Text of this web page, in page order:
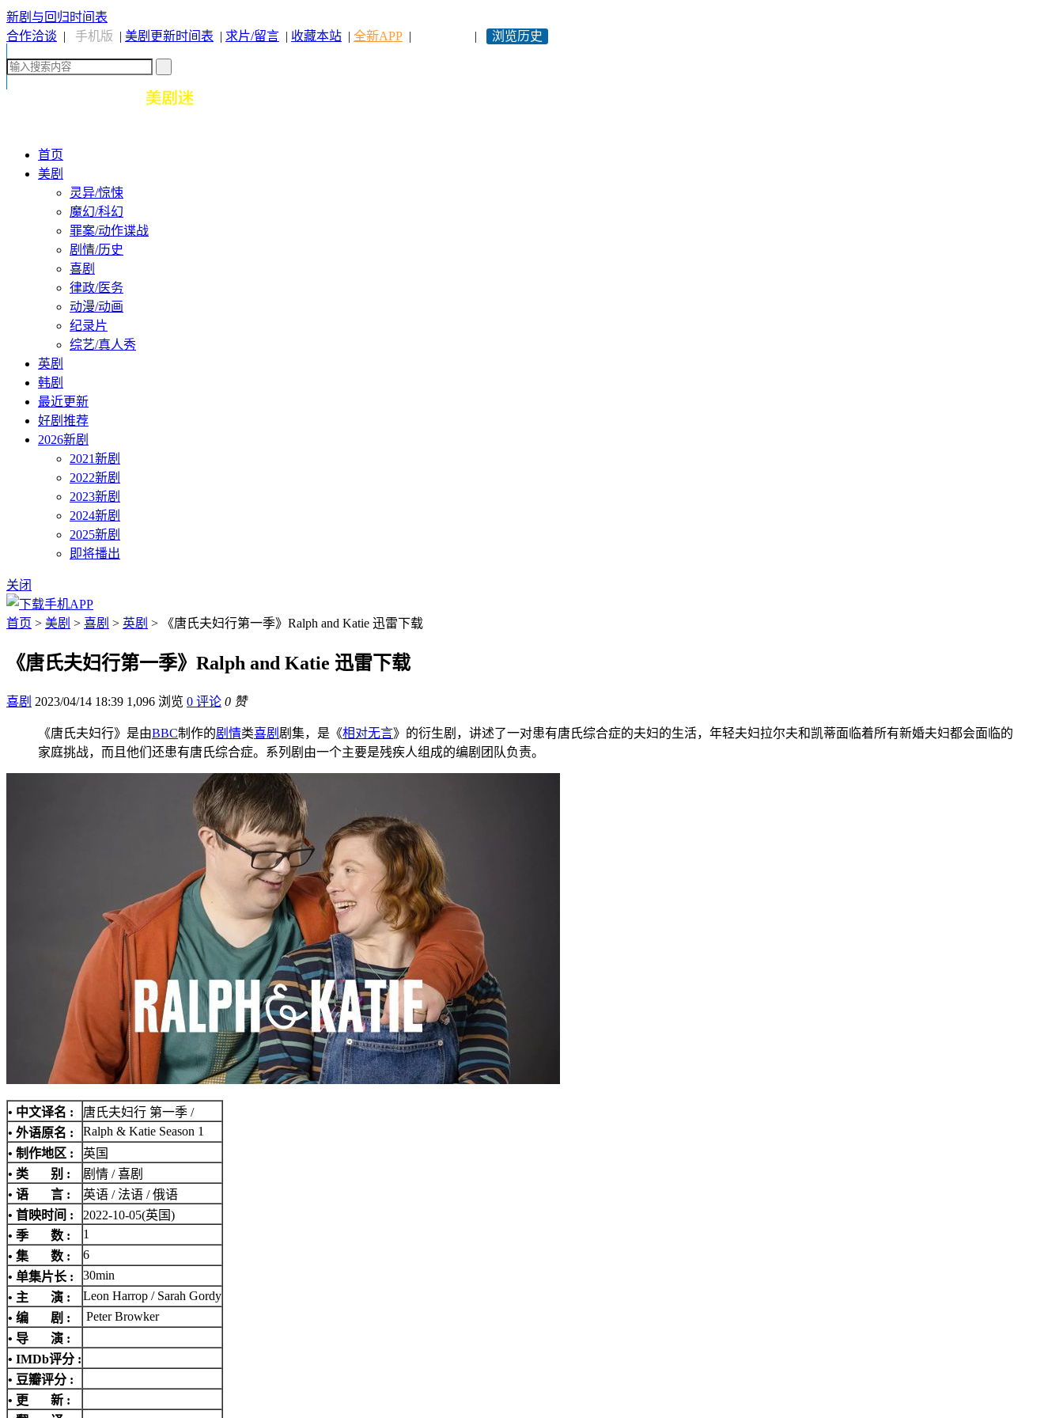
新剧与回归时间表
合作洽谈 | 手机版 | 美剧更新时间表 | 求片/留言 | 收藏本站 | 全新APP | | 浏览历史
首页
美剧
灵异/惊悚
魔幻/科幻
罪案/动作谍战
剧情/历史
喜剧
律政/医务
动漫/动画
纪录片
综艺/真人秀
英剧
韩剧
最近更新
好剧推荐
2026新剧
2021新剧
2022新剧
2023新剧
2024新剧
2025新剧
即将播出
关闭
首页 > 美剧 > 喜剧 > 英剧 > 《唐氏夫妇行第一季》Ralph and Katie 迅雷下载
《唐氏夫妇行第一季》Ralph and Katie 迅雷下载
喜剧 2023/04/14 18:39 1,096 浏览 0 评论 0 赞
《唐氏夫妇行》是由BBC制作的剧情类喜剧 剧集，是《相对无言》的衍生剧，讲述了一对患有唐氏综合症的夫妇的生活，年轻夫妇拉尔夫和凯蒂面临着所有新婚夫妇都会面临的
家庭挑战，而且他们还患有唐氏综合症。系列剧由一个主要是残疾人组成的编剧团队负责。
• 中文译名 :
唐氏夫妇行 第一季 /
• 外语原名 :
Ralph & Katie Season 1
• 制作地区 :
英国
• 类 别 :
剧情 / 喜剧
• 语 言 :
英语 / 法语 / 俄语
• 首映时间 :
2022-10-05(英国)
• 季 数 :
1
• 集 数 :
6
• 单集片长 :
30min
• 主 演 :
Leon Harrop / Sarah Gordy
• 编 剧 :
Peter Browker
• 导 演 :
• IMDb评分 :
• 豆瓣评分 :
• 更 新 :